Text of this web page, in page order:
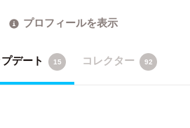
プロフィールを表示
デート 15 コレクター 92